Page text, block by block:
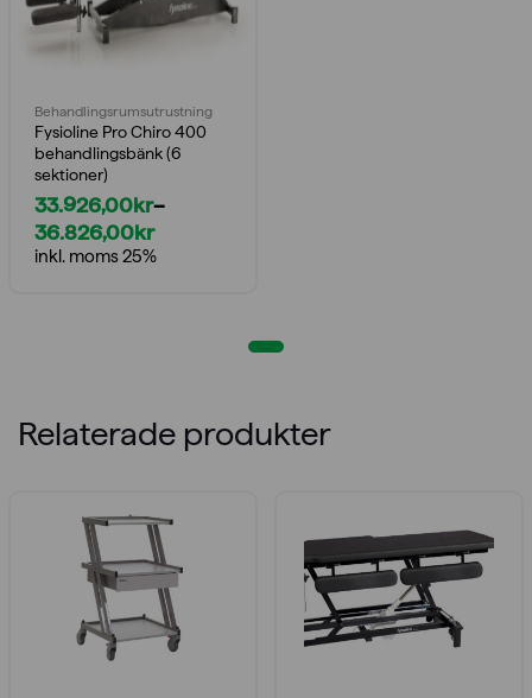
Behandlings­rumsutrustning
Fysioline Pro Chiro 400
behandlingsbänk (6
sektioner)
33.926,00kr–
36.826,00kr
Prisintervall:
33.926,00kr
inkl. moms 25%
Relaterade produkter